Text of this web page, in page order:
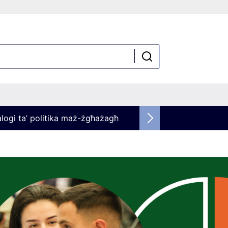
ta’ politika maż-żgħażagħ